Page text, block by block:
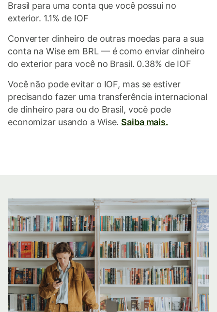
Brasil para uma conta que você possui no
exterior. 1.1% de IOF
Converter dinheiro de outras moedas para a sua
conta na Wise em BRL — é como enviar dinheiro
do exterior para você no Brasil. 0.38% de IOF
Você não pode evitar o IOF, mas se estiver
precisando fazer uma transferência internacional
de dinheiro para ou do Brasil, você pode
economizar usando a Wise.Saiba mais.